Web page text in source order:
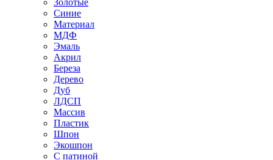
Золотые
Синие
Материал
МДФ
Эмаль
Акрил
Береза
Дерево
Дуб
ЛДСП
Массив
Пластик
Шпон
Экошпон
С патиной